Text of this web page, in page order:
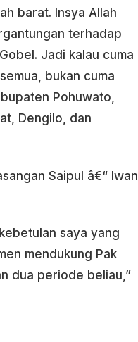
barat. Insya Allah
terhadap
Jadi kalau cuma
bukan cuma
Pohuwato,
Dengilo, dan
Saipul â€“ Iwan
saya yang
mendukung Pak
dua periode beliau,”